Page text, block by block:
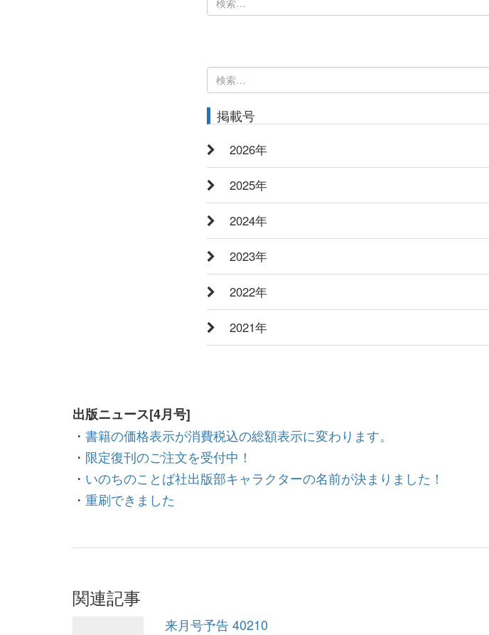
出版ニュース[4月号]
・ 書籍の価格表示が消費税込の総額表示に変わります。
・ 限定復刊のご注文を受付中！
・ いのちのことば社出版部キャラクターの名前が決まりました！
・ 重刷できました
関連記事
来月号予告 40210